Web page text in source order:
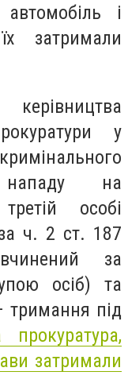
і
затримали
у
на
особі
ч. 2 ст. 187
за
осіб) та
тримання під
затримали